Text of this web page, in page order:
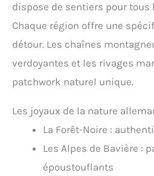
dispose de sentiers pour tous
Chaque région offre une
détour. Les chaînes
verdoyantes et les rivages
patchwork naturel unique.
Les joyaux de la nature
La Forêt-Noire :
Les Alpes de Bavière :
époustouflants